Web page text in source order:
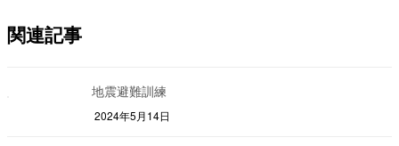
関連記事
地震避難訓練
2024年5月14日